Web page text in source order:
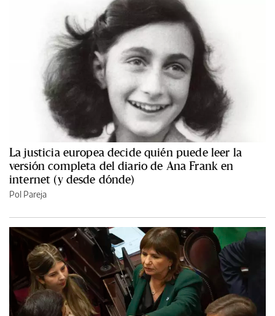
La justicia europea decide quién puede leer la
versión completa del diario de Ana Frank en
internet (y desde dónde)
Pol Pareja